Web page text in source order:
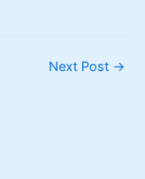
Next Post →